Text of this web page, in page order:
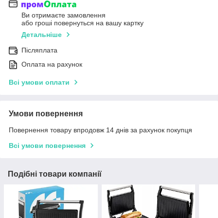
Ви отримаєте замовлення
або гроші повернуться на вашу картку
Детальніше
Післяплата
Оплата на рахунок
Всі умови оплати
Умови повернення
Повернення товару впродовж 14 днів за рахунок покупця
Всі умови повернення
Подібні товари компанії